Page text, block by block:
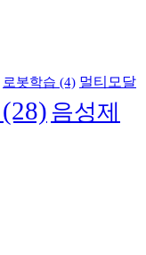
로봇학습 (4) 멀티모달
(28) 음성제